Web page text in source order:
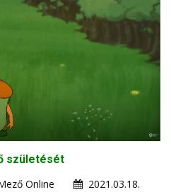
születését
Online
2021.03.18.